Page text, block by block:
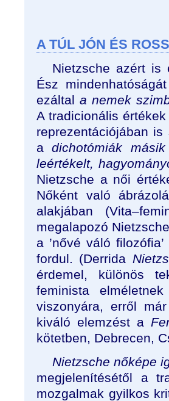
A TÚL JÓN ÉS
Nietzsche azért is
Ész
ezáltal a nemek
A tradicionális
reprezentációjában
adichotómiák
leértékelt,
Nietzsche a női
Nőként való
alakjában
megalapozó
a ’nővé váló
fordul. (Derrida
érdemel, különös
feminista
viszonyára, erről
kiváló elemzést a
kötetben, Debrecen,
Nietzsche nőképe
megjelenítésétől a
mozgalmak gyilkos